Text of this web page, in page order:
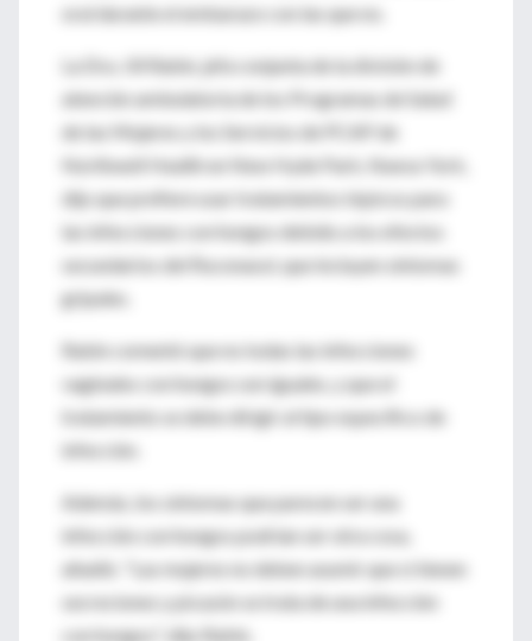
oral durante el embarazo con las que no.
La Dra. Jill Rabin, jefa conjunta de la división de
atención ambulatoria de los Programas de Salud
de las Mujeres y los Servicios de PCAP de
Northwell Health en New Hyde Park, Nueva York,
dijo que prefiere usar tratamientos tópicos para
las infecciones con hongos debido a los efectos
secundarios del fluconasol, que incluyen síntomas
gripales.
Rabin comentó que no todas las infecciones
vaginales con hongos son iguales, y que el
tratamiento se debe dirigir al tipo específico de
infección.
Además, los síntomas que parecen ser una
infección con hongos podrían ser otra cosa,
añadió. "Las mujeres no deben asumir que si tienen
secreciones y picazón se trata de una infección
con hongos", dijo Rabin.